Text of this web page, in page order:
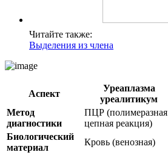
Читайте также:
Выделения из члена
Аспект
Уреаплазма
уреалитикум
Метод
диагностики
ПЦР (полимеразная
цепная реакция)
Биологический
материал
Кровь (венозная)